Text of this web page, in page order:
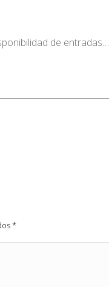
de entradas…
*